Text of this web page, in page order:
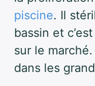
piscine. Il
bassin et
sur le
dans les